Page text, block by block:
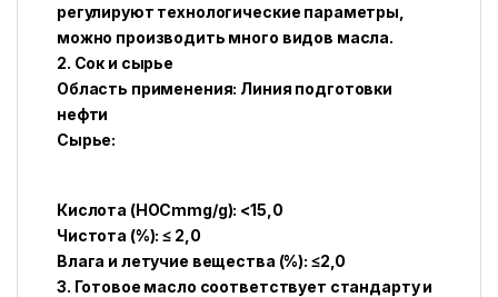
регулируют технологические параметры,
можно производить много видов масла.
2. Сок и сырье
Область применения: Линия подготовки
нефти
Сырье:
Кислота (HOCmmg/g): <15,0
Чистота (%): ≤ 2,0
Влага и летучие вещества (%): ≤2,0
3. Готовое масло соответствует стандарту и